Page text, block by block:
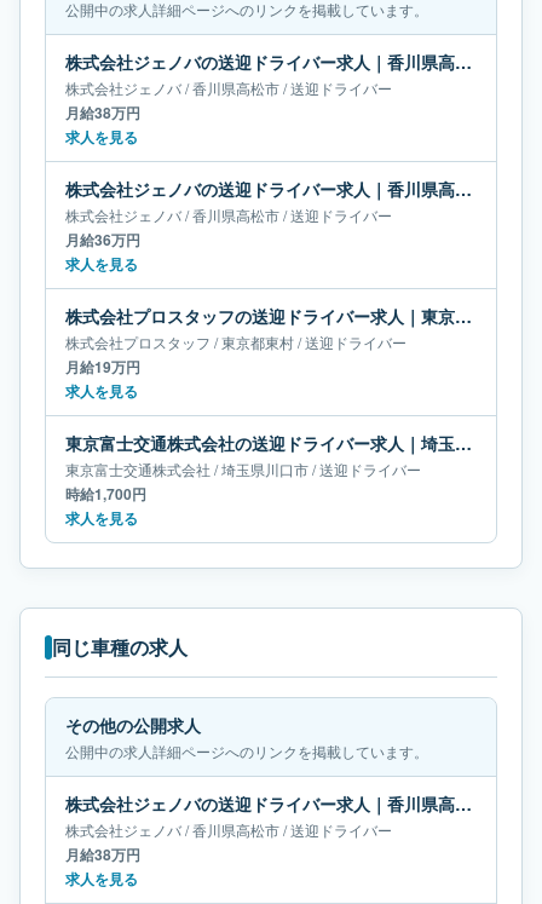
公開中の求人詳細ページへのリンクを掲載しています。
株式会社ジェノバの送迎ドライバー求人｜香川県高松市｜月給38万円
株式会社ジェノバ/香川県高松市/送迎ドライバー
月給38万円
求人を見る
株式会社ジェノバの送迎ドライバー求人｜香川県高松市｜月給36万円
株式会社ジェノバ/香川県高松市/送迎ドライバー
月給36万円
求人を見る
株式会社プロスタッフの送迎ドライバー求人｜東京都東村｜月給19万円
株式会社プロスタッフ /東京都東村/送迎ドライバー
月給19万円
求人を見る
東京富士交通株式会社の送迎ドライバー求人｜埼玉県川口市
東京富士交通株式会社 /埼玉県川口市/送迎ドライバー
時給1,700円
求人を見る
同じ車種の求人
その他の公開求人
公開中の求人詳細ページへのリンクを掲載しています。
株式会社ジェノバの送迎ドライバー求人｜香川県高松市｜月給38万円
株式会社ジェノバ/香川県高松市/送迎ドライバー
月給38万円
求人を見る